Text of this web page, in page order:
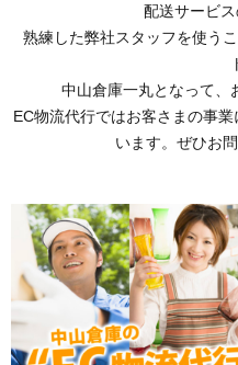
配送サービス
熟練した弊社スタッフを使う
中山倉庫一丸となって、
EC物流代行ではお客さまの事
います。ぜひお